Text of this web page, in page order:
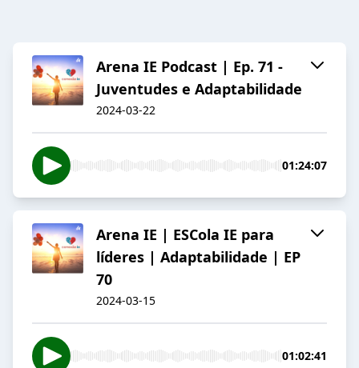
Arena IE Podcast | Ep. 71 -
Juventudes e Adaptabilidade
2024-03-22
01:24:07
Arena IE | ESCola IE para
líderes | Adaptabilidade | EP
70
2024-03-15
01:02:41